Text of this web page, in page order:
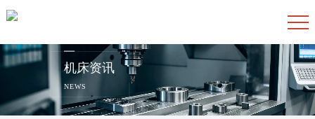
机床资讯
NEWS